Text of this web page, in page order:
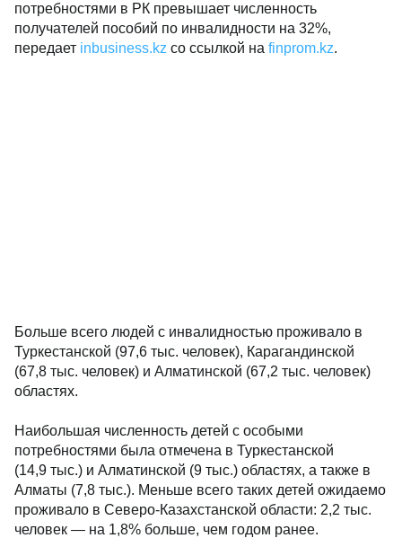
потребностями в РК превышает численность
получателей пособий по инвалидности на 32%,
передает inbusiness.kz со ссылкой на finprom.kz.
Больше всего людей с инвалидностью проживало в
Туркестанской (97,6 тыс. человек), Карагандинской
(67,8 тыс. человек) и Алматинской (67,2 тыс. человек)
областях.
Наибольшая численность детей с особыми
потребностями была отмечена в Туркестанской
(14,9 тыс.) и Алматинской (9 тыс.) областях, а также в
Алматы (7,8 тыс.). Меньше всего таких детей ожидаемо
проживало в Северо-Казахстанской области: 2,2 тыс.
человек — на 1,8% больше, чем годом ранее.